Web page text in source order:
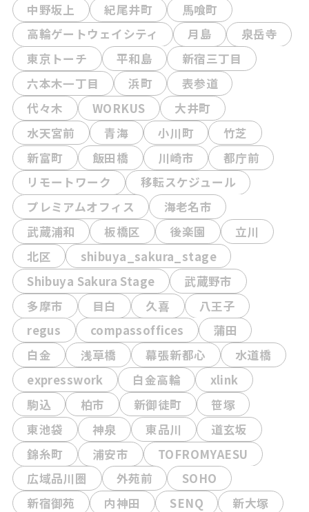
中野坂上
紀尾井町
馬喰町
高輪ゲートウェイシティ
月島
泉岳寺
東京トーチ
平和島
新宿三丁目
六本木一丁目
浜町
表参道
代々木
WORKUS
大井町
水天宮前
青海 小川町
竹芝
新富町
飯田橋 川崎市
都庁前
リモートワーク
移転スケジュール
プレミアムオフィス
海老名市
武蔵浦和
板橋区 後楽園
立川
北区
shibuya_sakura_stage
Shibuya Sakura Stage
武蔵野市
多摩市
目白 久喜
八王子
regus
compassoffices
蒲田
白金
浅草橋 幕張新都心
水道橋
expresswork
白金高輪
xlink
駒込
柏市 新御徒町
笹塚
東池袋
神泉 東品川
道玄坂
錦糸町
浦安市
TOFROMYAESU
広域品川圏
外苑前
SOHO
新宿御苑
内神田 SENQ 新大塚